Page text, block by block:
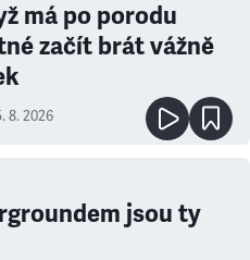
má po porodu
začít brát vážně
8. 2026
jsou ty